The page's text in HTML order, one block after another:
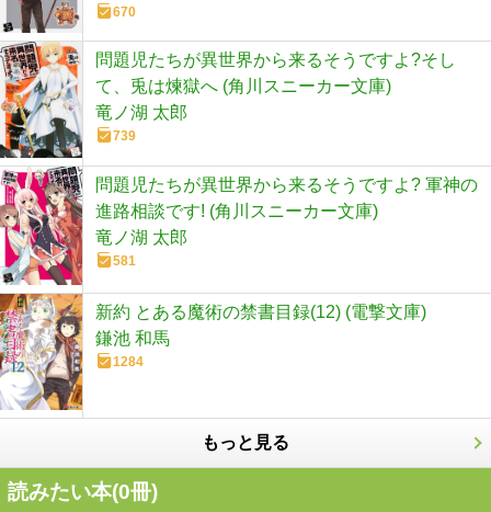
670
問題児たちが異世界から来るそうですよ?そし
て、兎は煉獄へ (角川スニーカー文庫)
竜ノ湖 太郎
739
問題児たちが異世界から来るそうですよ? 軍神の
進路相談です! (角川スニーカー文庫)
竜ノ湖 太郎
581
新約 とある魔術の禁書目録(12) (電撃文庫)
鎌池 和馬
1284
もっと見る
読みたい本(0冊)